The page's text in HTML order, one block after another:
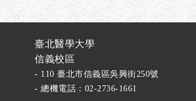
臺北醫學大學
信義校區
- 110 臺北市信義區吳興街250號
- 總機電話：02-2736-1661